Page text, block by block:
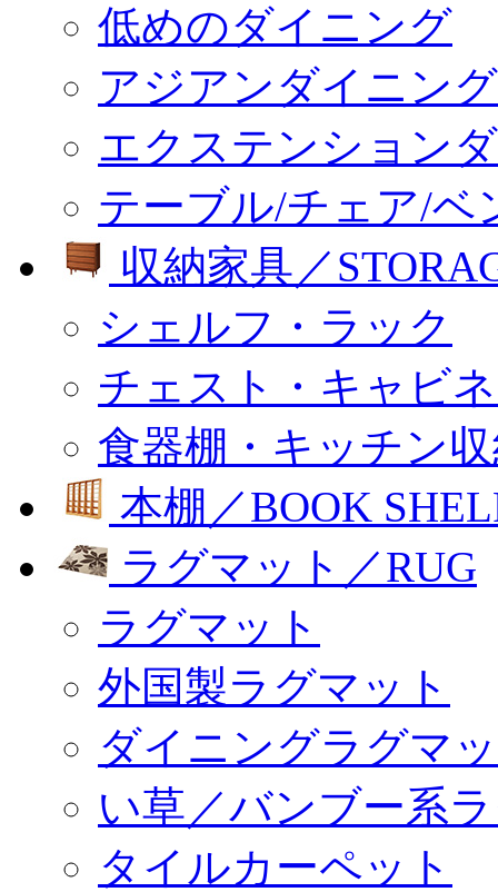
低めのダイニング
アジアンダイニング
エクステンション
テーブル/チェア/ベ
収納家具／
シェルフ・ラック
チェスト・キャビ
食器棚・キッチン
本棚／BOOK
ラグマット／RUG
ラグマット
外国製ラグマット
ダイニングラグマ
い草／バンブー系
タイルカーペット